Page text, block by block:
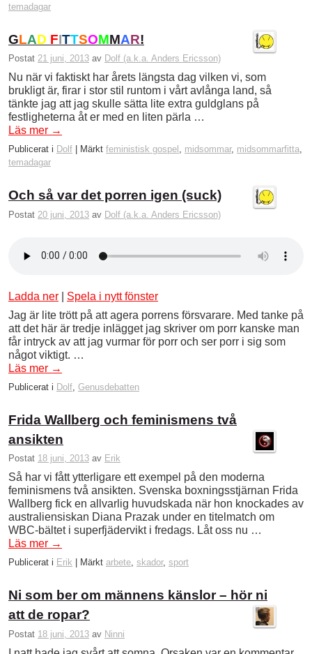
temadagar
GLAD FITTSOMMAR!
Postat 21 juni, 2013 av Dolf (a.k.a. Anders Ericsson)
Nu när vi faktiskt har årets längsta dag vilken vi, som
brukligt är, firar i stor stil runtom i vårt avlånga land, så
tänkte jag att jag skulle sätta lite extra guldglans på
festligheterna åt er med en liten pärla …
Läs mer →
Publicerat i Dolf Märkt feministisk gospel , midsommar, midsommarfitta,
temadagar
Och så var det porren igen (suck)
Postat 20 juni, 2013 av Dolf (a.k.a. Anders Ericsson)
Ladda ner
Spela i nytt fönster
Jag är lite trött på att agera porrens försvarare. Med tanke på
att det här är tredje inlägget jag skriver om porr kanske man
får intryck av att jag vurmar för porr och ser porr i sig som
något viktigt. …
Läs mer →
Publicerat i Dolf Genusdebatten
Frida Wallberg och feminismens två
ansikten
Postat 18 juni, 2013 av Erik
Så har vi fått ytterligare ett exempel på den moderna
feminismens två ansikten. Svenska boxningsstjärnan Frida
Wallberg fick en allvarlig huvudskada när hon knockades av
australiensiskan Diana Prazak under en titelmatch om
WBC-bältet i superfjädervikt i fredags. Låt oss nu …
Läs mer →
Publicerat i Erik Märkt arbete, skador, sport
Ni som ber om männens känslor – hör ni
att de ropar?
Postat 18 juni, 2013 av Ninni